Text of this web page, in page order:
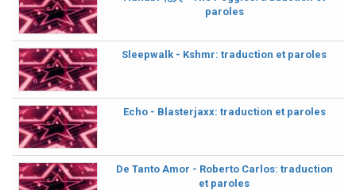
paroles
Sleepwalk - Kshmr: traduction et paroles
Echo - Blasterjaxx: traduction et paroles
De Tanto Amor - Roberto Carlos: traduction
et paroles